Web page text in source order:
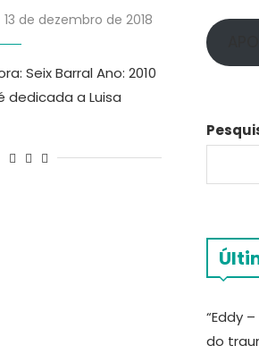
13 de dezembro de 2018
Seix Barral Ano: 2010
dedicada a Luisa
“Eddy
do